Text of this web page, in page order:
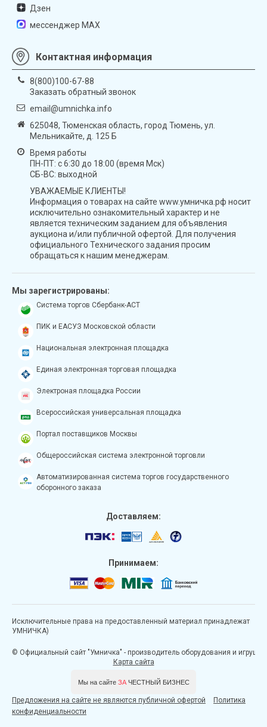
Дзен
мессенджер MAX
Контактная информация
8(800)100-67-88
Заказать обратный звонок
email@umnichka.info
625048, Тюменская область, город Тюмень, ул.
Мельникайте, д. 125 Б
Время работы
ПН-ПТ: с 6:30 до 18:00 (время Мск)
СБ-ВС: выходной
УВАЖАЕМЫЕ КЛИЕНТЫ!
Информация о товарах на сайте www.умничка.рф носит
исключительно ознакомительный характер и не
является техническим заданием для объявления
аукциона и/или публичной офертой. Для получения
официального Технического задания просим
обращаться к нашим менеджерам.
Мы зарегистрированы:
Система торгов Сбербанк-АСТ
ПИК и ЕАСУЗ Московской области
Национальная электронная площадка
Единая электронная торговая площадка
Электроная площадка России
Всероссийская универсальная площадка
Портал поставщиков Москвы
Общероссийская система электронной торговли
Автоматизированная система торгов государственного
оборонного заказа
Доставляем:
Принимаем:
Исключительные права на предоставленный материал принадлежат
УМНИЧКА)
© Официальный сайт "Умничка" - производитель оборудования и
Карта сайта
Мы на сайте ЗАЧЕСТНЫЙ БИЗНЕС
Предложения на сайте не являются публичной офертой
Политика
конфиденциальности